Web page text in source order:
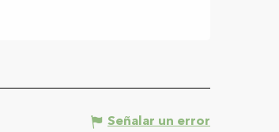
Señalar un error